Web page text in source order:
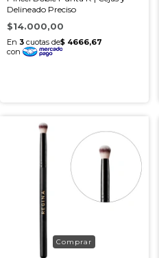
Delineado Preciso
$14.000,00